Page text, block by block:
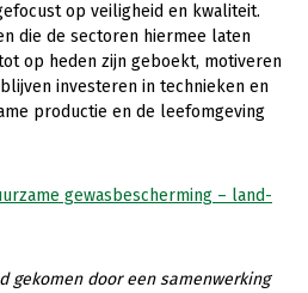
op veiligheid en kwaliteit.
die de sectoren hiermee laten
op heden zijn geboekt, motiveren
investeren in technieken en
productie en de leefomgeving
gewasbescherming – land-
gekomen door een samenwerking